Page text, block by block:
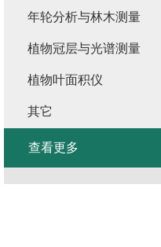
年轮分析与林木测量
植物冠层与光谱测量
植物叶面积仪
其它
查看更多